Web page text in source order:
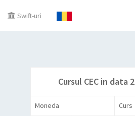
Swift-uri
Cursul CEC in data
Moneda Curs